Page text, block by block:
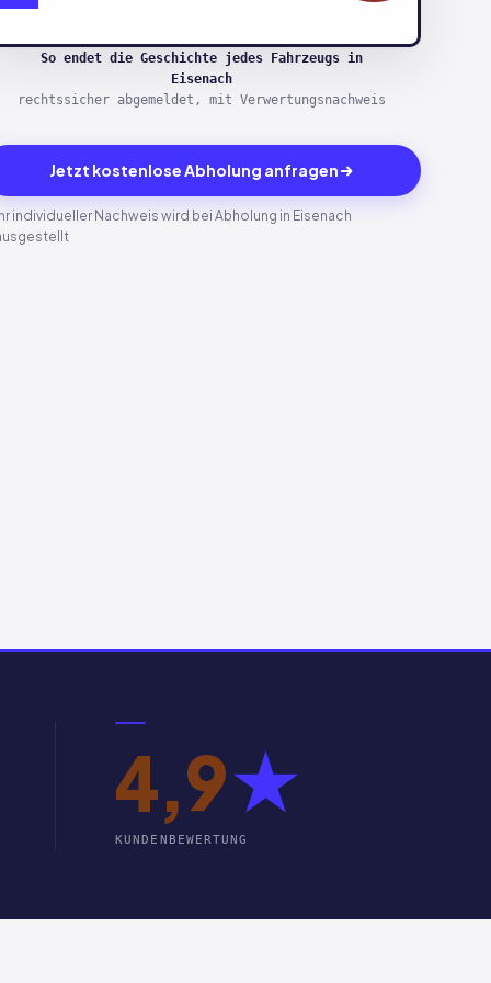
So endet die Geschichte jedes Fahrzeugs in
Eisenach
rechtssicher abgemeldet, mit Verwertungsnachweis
Jetzt kostenlose Abholung anfragen
Ihr individueller Nachweis wird bei Abholung in Eisenach
4,9★
KUNDENBEWERTUNG